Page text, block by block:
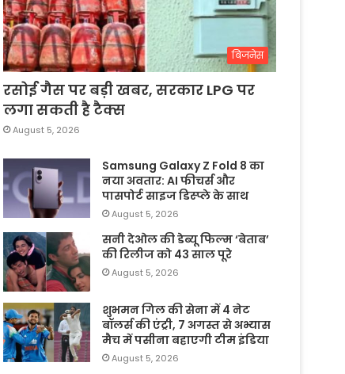
बिजनेस
रसोई गैस पर बड़ी खबर, सरकार LPG पर
लगा सकती है टैक्स
August 5, 2026
Samsung Galaxy Z Fold 8 का
नया अवतार: AI फीचर्स और
पासपोर्ट साइज डिस्प्ले के साथ
August 5, 2026
सनी देओल की डेब्यू फिल्म ‘बेताब’
की रिलीज को 43 साल पूरे
August 5, 2026
शुभमन गिल की सेना में 4 नेट
बॉलर्स की एंट्री, 7 अगस्त से अभ्यास
मैच में पसीना बहाएगी टीम इंडिया
August 5, 2026